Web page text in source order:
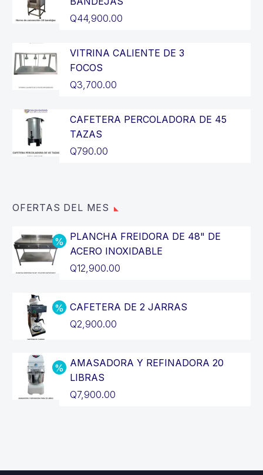
Q44,900.00
VITRINA CALIENTE DE 3
FOCOS
Q3,700.00
CAFETERA PERCOLADORA DE 45
TAZAS
Q790.00
OFERTAS DEL MES
PLANCHA FREIDORA DE 48" DE
ACERO INOXIDABLE
El
original
era:
Q12,900.00
precio
actual
CAFETERA DE 2 JARRAS
El
original
era:
Q3,200.00.
Q2,900.00
precio
actual
es:
AMASADORA Y REFINADORA 20
LIBRAS
El
Q7,900.00